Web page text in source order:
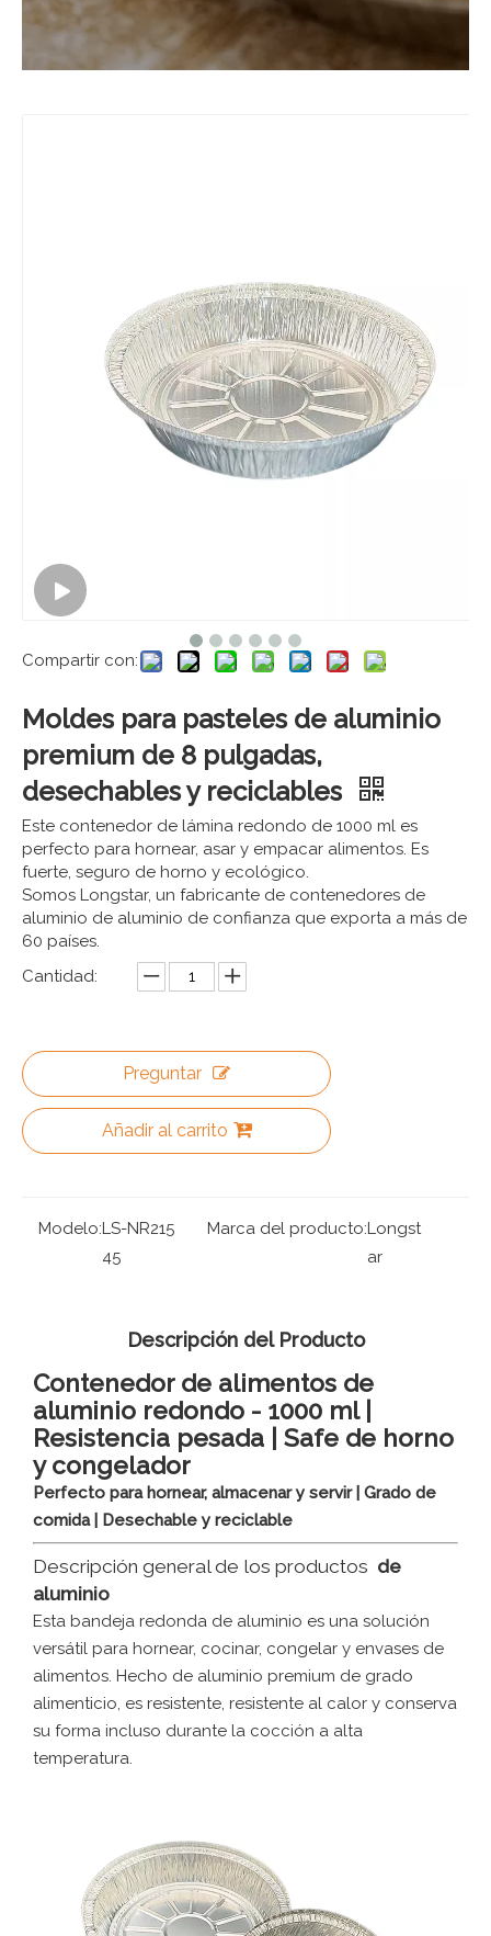
Compartir con:
Moldes para pasteles de aluminio
premium de 8 pulgadas,
desechables y reciclables
Este contenedor de lámina redondo de 1000 ml es
perfecto para hornear, asar y empacar alimentos. Es
fuerte, seguro de horno y ecológico.
Somos Longstar, un fabricante de contenedores de
aluminio de aluminio de confianza que exporta a más de
60 países.
Cantidad:
Preguntar
Añadir al carrito
Modelo:LS-NR215
45
Marca del producto:Longst
ar
Descripción del Producto
Contenedor de alimentos de
aluminio redondo - 1000 ml |
Resistencia pesada | Safe de horno
y congelador
Perfecto para hornear, almacenar y servir | Grado de
comida | Desechable y reciclable
Descripción general de los productos de
aluminio
Esta bandeja redonda de aluminio es una solución
versátil para hornear, cocinar, congelar y envases de
alimentos. Hecho de aluminio premium de grado
alimenticio, es resistente, resistente al calor y conserva
su forma incluso durante la cocción a alta
temperatura.